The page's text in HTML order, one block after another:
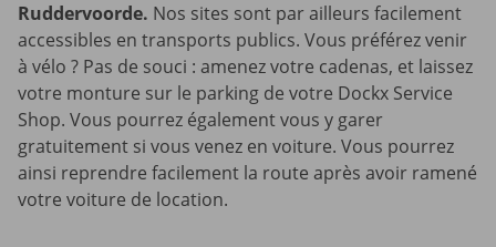
Ruddervoorde. Nos sites sont par ailleurs facilement
accessibles en transports publics. Vous préférez venir
à vélo ? Pas de souci : amenez votre cadenas, et laissez
votre monture sur le parking de votre Dockx Service
Shop. Vous pourrez également vous y garer
gratuitement si vous venez en voiture. Vous pourrez
ainsi reprendre facilement la route après avoir ramené
votre voiture de location.